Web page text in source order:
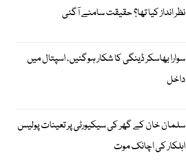
نظر انداز کیا تھا؟ حقیقت سامنے آگئی
سوارا بھاسکر ڈینگی کا شکار ہوگئیں، اسپتال میں
داخل
سلمان خان کے گھر کی سیکیورٹی پر تعینات پولیس
اہلکار کی اچانک موت